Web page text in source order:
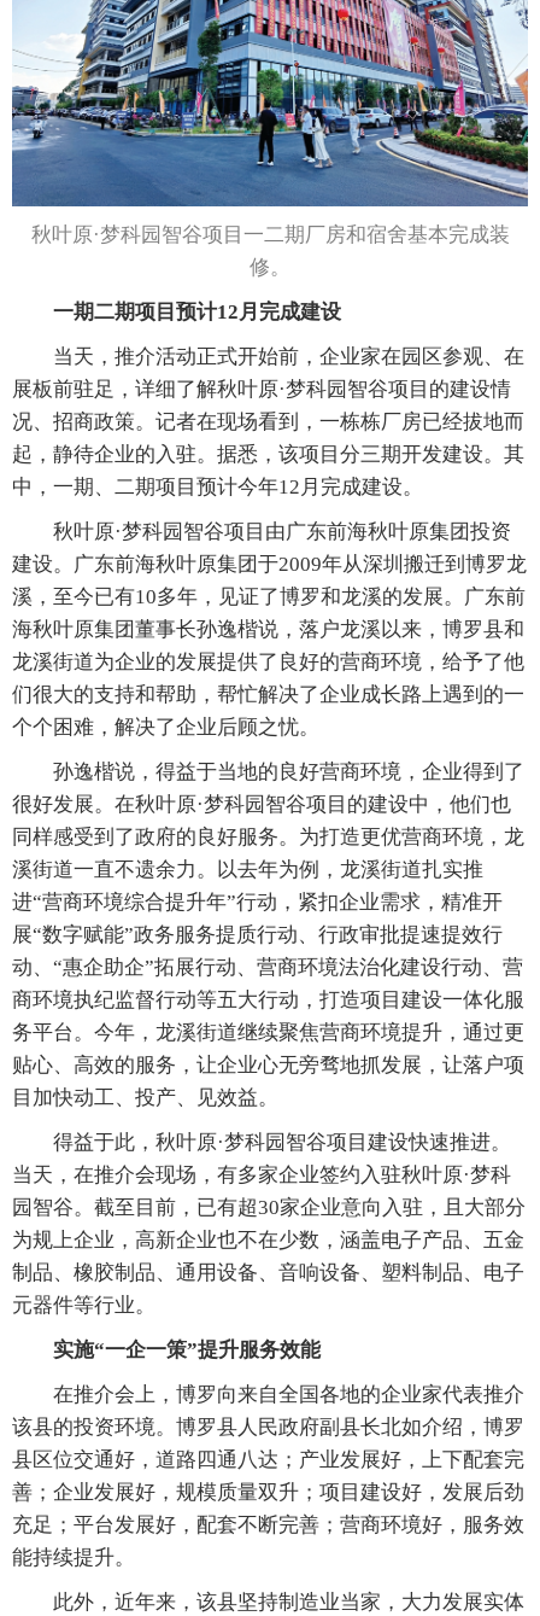
秋叶原·梦科园智谷项目一二期厂房和宿舍基本完成装
修。
一期二期项目预计12月完成建设
当天，推介活动正式开始前，企业家在园区参观、在
展板前驻足，详细了解秋叶原·梦科园智谷项目的建设情
况、招商政策。记者在现场看到，一栋栋厂房已经拔地而
起，静待企业的入驻。据悉，该项目分三期开发建设。其
中，一期、二期项目预计今年12月完成建设。
秋叶原·梦科园智谷项目由广东前海秋叶原集团投资
建设。广东前海秋叶原集团于2009年从深圳搬迁到博罗龙
溪，至今已有10多年，见证了博罗和龙溪的发展。广东前
海秋叶原集团董事长孙逸楷说，落户龙溪以来，博罗县和
龙溪街道为企业的发展提供了良好的营商环境，给予了他
们很大的支持和帮助，帮忙解决了企业成长路上遇到的一
个个困难，解决了企业后顾之忧。
孙逸楷说，得益于当地的良好营商环境，企业得到了
很好发展。在秋叶原·梦科园智谷项目的建设中，他们也
同样感受到了政府的良好服务。为打造更优营商环境，龙
溪街道一直不遗余力。以去年为例，龙溪街道扎实推
进“营商环境综合提升年”行动，紧扣企业需求，精准开
展“数字赋能”政务服务提质行动、行政审批提速提效行
动、“惠企助企”拓展行动、营商环境法治化建设行动、营
商环境执纪监督行动等五大行动，打造项目建设一体化服
务平台。今年，龙溪街道继续聚焦营商环境提升，通过更
贴心、高效的服务，让企业心无旁骛地抓发展，让落户项
目加快动工、投产、见效益。
得益于此，秋叶原·梦科园智谷项目建设快速推进。
当天，在推介会现场，有多家企业签约入驻秋叶原·梦科
园智谷。截至目前，已有超30家企业意向入驻，且大部分
为规上企业，高新企业也不在少数，涵盖电子产品、五金
制品、橡胶制品、通用设备、音响设备、塑料制品、电子
元器件等行业。
实施“一企一策”提升服务效能
在推介会上，博罗向来自全国各地的企业家代表推介
该县的投资环境。博罗县人民政府副县长北如介绍，博罗
县区位交通好，道路四通八达；产业发展好，上下配套完
善；企业发展好，规模质量双升；项目建设好，发展后劲
充足；平台发展好，配套不断完善；营商环境好，服务效
能持续提升。
此外，近年来，该县坚持制造业当家，大力发展实体